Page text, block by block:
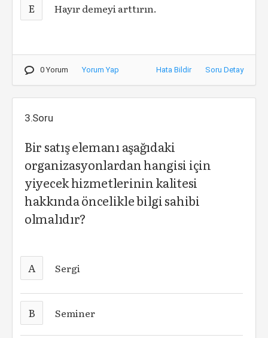
E Hayır demeyi arttırın.
0 Yorum Yorum Yap Hata Bildir Soru Detay
3.Soru
Bir satış elemanı aşağıdaki
organizasyonlardan hangisi için
yiyecek hizmetlerinin kalitesi
hakkında öncelikle bilgi sahibi
olmalıdır?
A Sergi
B Seminer